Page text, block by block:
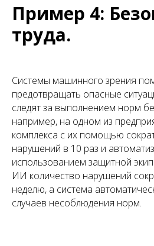
Пример 4:
труда.
Системы машинного зрения
предотвращать опасные
следят за выполнением норм
например, на одном из
комплекса с их помощью
нарушений в 10 раз и
использованием защитной
ИИ количество нарушений
неделю, а система
случаев несоблюдения норм.